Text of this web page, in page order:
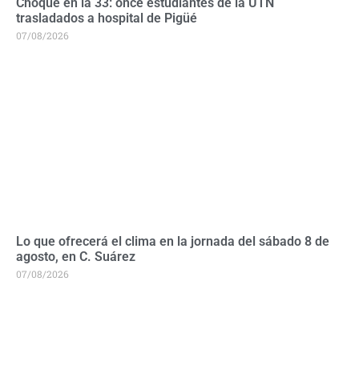
trasladados a hospital de Pigüé
07/08/2026
Lo que ofrecerá el clima en la jornada del sábado 8 de
agosto, en C. Suárez
07/08/2026